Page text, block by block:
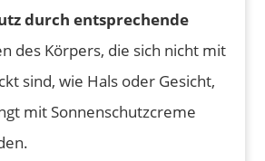
durch entsprechende
des Körpers, die sich nicht mit
sind, wie Hals oder Gesicht,
mit Sonnenschutzcreme